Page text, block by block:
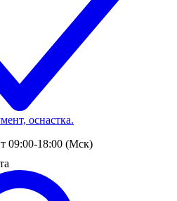
оснастка.
09:00-18:00 (Мск)